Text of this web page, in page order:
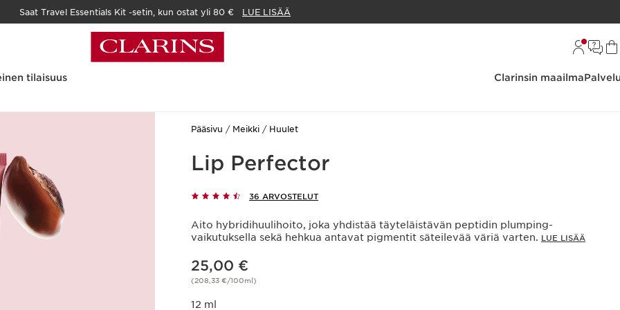
Saat Travel Essentials Kit -setin, kun ostat yli 80 € LUE LISÄÄ
tilaisuus Clarinsin maailma
Pääsivu Meikki Huulet
Lip Perfector
36 ARVOSTELUT
Aito hybridihuulihoito, joka yhdistää täyteläistävän peptidin plumping-
vaikutuksella sekä hehkua antavat pigmentit säteilevää väriä varten. LUE LISÄÄ
Nykyinen hinta 25,00 €
25,00 €
(208,33 €/100ml)
12 ml